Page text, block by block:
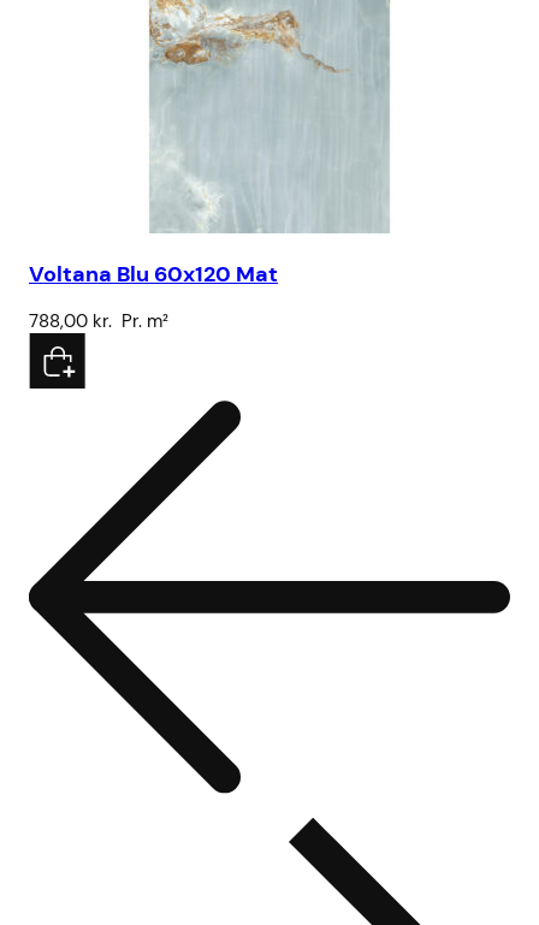
Voltana Blu 60x120 Mat
788,00 kr. Pr. m²